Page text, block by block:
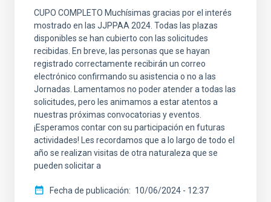
CUPO COMPLETO Muchísimas gracias por el interés
mostrado en las JJPPAA 2024. Todas las plazas
disponibles se han cubierto con las solicitudes
recibidas. En breve, las personas que se hayan
registrado correctamente recibirán un correo
electrónico confirmando su asistencia o no a las
Jornadas. Lamentamos no poder atender a todas las
solicitudes, pero les animamos a estar atentos a
nuestras próximas convocatorias y eventos.
¡Esperamos contar con su participación en futuras
actividades! Les recordamos que a lo largo de todo el
año se realizan visitas de otra naturaleza que se
pueden solicitar a
Fecha de publicación 10/06/2024 - 12:37